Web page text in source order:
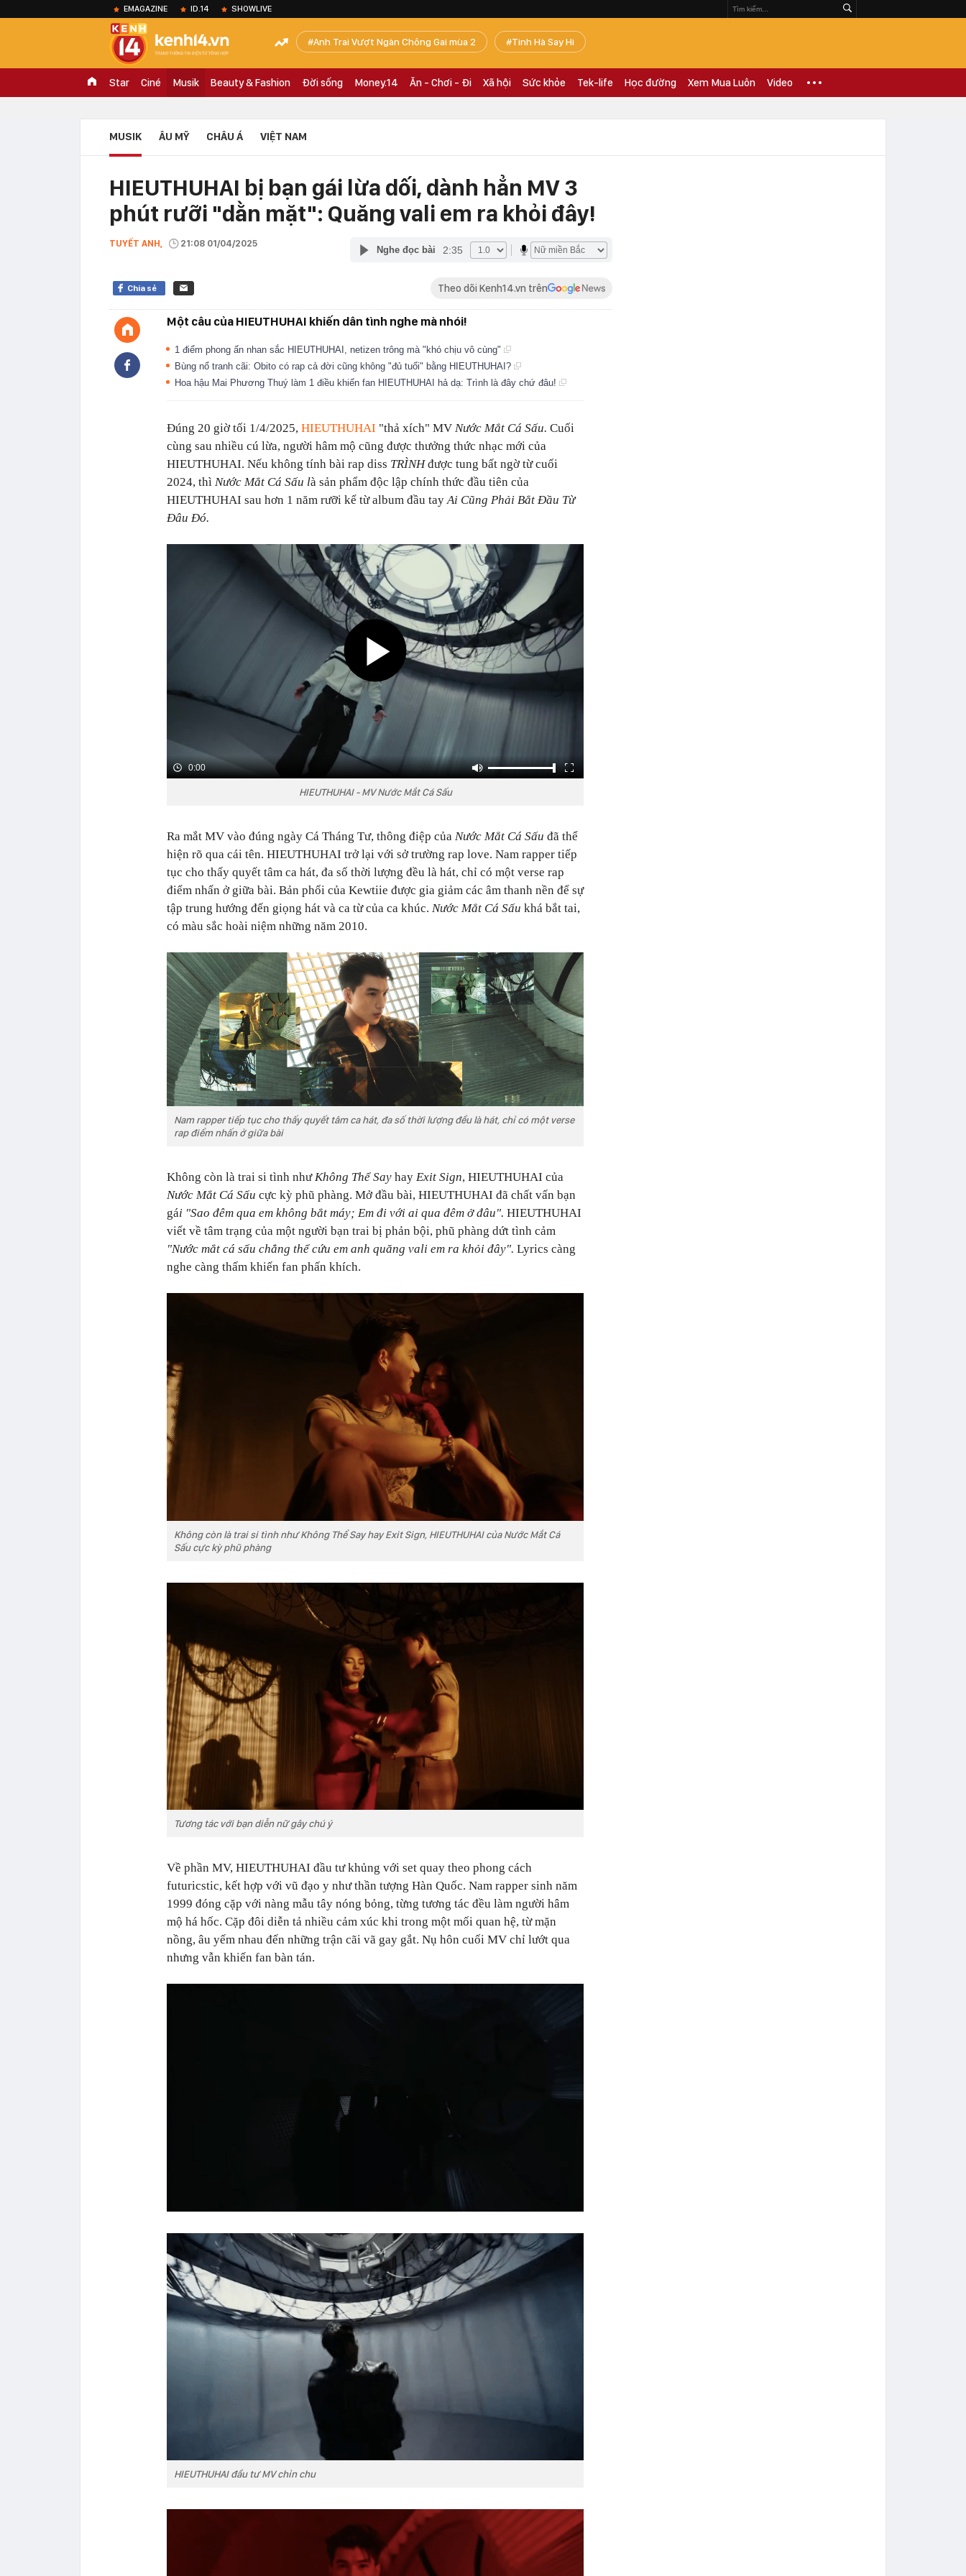
EMAGAZINE ID.14 SHOWLIVE
Anh Trai Vượt Ngàn Chông Gai mùa 2 Tinh Hà Say Hi
Star Ciné Musik Beauty & Fashion Đời sống Money.14 Ăn - Chơi - Đi Xã hội Sức khỏe Tek-life Học đường Xem Mua Luôn Video
MUSIK ÂU MỸ CHÂU Á VIỆT NAM
HIEUTHUHAI bị bạn gái lừa dối, dành hẳn MV 3
phút rưỡi "dằn mặt": Quăng vali em ra khỏi đây!
TUYẾT ANH, 21:08 01/04/2025
Nghe đọc bài 2:35
Chia sẻ Theo dõi Kenh14.vn trên
Một câu của HIEUTHUHAI khiến dân tình nghe mà nhói!
1 điểm phong ấn nhan sắc HIEUTHUHAI, netizen trông mà "khó chịu vô cùng"
Bùng nổ tranh cãi: Obito có rap cả đời cũng không "đủ tuổi" bằng HIEUTHUHAI?
Hoa hậu Mai Phương Thuý làm 1 điều khiến fan HIEUTHUHAI hả dạ: Trình là đây chứ đâu!
Đúng 20 giờ tối 1/4/2025, HIEUTHUHAI "thả xích" MV Nước Mắt Cá Sấu. Cuối
cùng sau nhiều cú lừa, người hâm mộ cũng được thưởng thức nhạc mới của
HIEUTHUHAI. Nếu không tính bài rap diss TRÌNHđược tung bất ngờ từ cuối
2024, thì Nước Mắt Cá Sấu là sản phẩm độc lập chính thức đầu tiên của
HIEUTHUHAI sau hơn 1 năm rưỡi kể từ album đầu tayAi Cũng Phải Bắt Đầu Từ
Đâu Đó.
0:00
HIEUTHUHAI - MV Nước Mắt Cá Sấu
Ra mắt MV vào đúng ngày Cá Tháng Tư, thông điệp của Nước Mắt Cá Sấu đã thể
hiện rõ qua cái tên. HIEUTHUHAI trở lại với sở trường rap love. Nam rapper tiếp
tục cho thấy quyết tâm ca hát, đa số thời lượng đều là hát, chỉ có một verse rap
điểm nhấn ở giữa bài. Bản phối của Kewtiie được gia giảm các âm thanh nền để sự
tập trung hướng đến giọng hát và ca từ của ca khúc. Nước Mắt Cá Sấu khá bắt tai,
có màu sắc hoài niệm những năm 2010.
Nam rapper tiếp tục cho thấy quyết tâm ca hát, đa số thời lượng đều là hát, chỉ có một verse
rap điểm nhấn ở giữa bài
Không còn là trai si tình nhưKhông Thể Say hay Exit Sign, HIEUTHUHAI của
Nước Mắt Cá Sấu cực kỳ phũ phàng. Mở đầu bài, HIEUTHUHAI đã chất vấn bạn
gái "Sao đêm qua em không bắt máy; Em đi với ai qua đêm ở đâu". HIEUTHUHAI
viết về tâm trạng của một người bạn trai bị phản bội, phũ phàng dứt tình cảm
"Nước mắt cá sấu chẳng thể cứu em anh quăng vali em ra khỏi đây". Lyrics càng
nghe càng thấm khiến fan phấn khích.
Không còn là trai si tình như Không Thể Say hay Exit Sign, HIEUTHUHAI của Nước Mắt Cá
Sấu cực kỳ phũ phàng
Tương tác với bạn diễn nữ gây chú ý
Về phần MV, HIEUTHUHAI đầu tư khủng với set quay theo phong cách
futuricstic, kết hợp với vũ đạo y như thần tượng Hàn Quốc. Nam rapper sinh năm
1999 đóng cặp với nàng mẫu tây nóng bỏng, từng tương tác đều làm người hâm
mộ há hốc. Cặp đôi diễn tả nhiều cảm xúc khi trong một mối quan hệ, từ mặn
nồng, âu yếm nhau đến những trận cãi vã gay gắt. Nụ hôn cuối MV chỉ lướt qua
nhưng vẫn khiến fan bàn tán.
HIEUTHUHAI đầu tư MV chỉn chu